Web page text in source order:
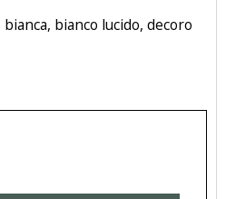
bianco lucido, decoro